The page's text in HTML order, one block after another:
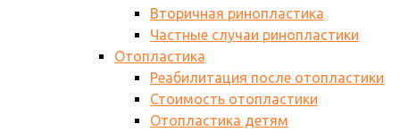
Вторичная ринопластика
Частные случаи ринопластики
Отопластика
Реабилитация после отопластики
Стоимость отопластики
Отопластика детям